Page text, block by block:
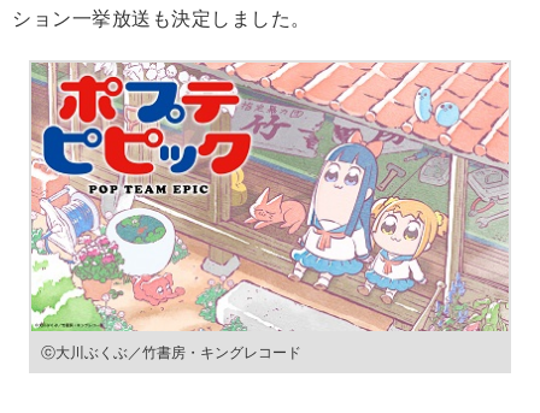
ション一挙放送も決定しました。
ⓒ大川ぶくぶ／竹書房・キングレコード